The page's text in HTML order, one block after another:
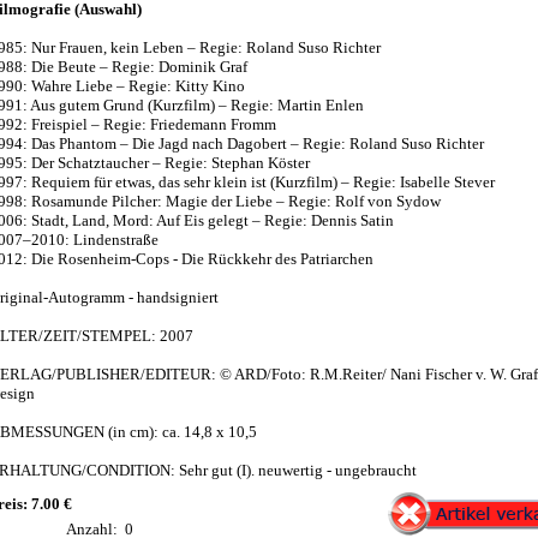
(Auswahl)
Nur Frauen, kein Leben – Regie: Roland Suso Richter
Die Beute – Regie: Dominik Graf
Wahre Liebe – Regie: Kitty Kino
Aus gutem Grund (Kurzfilm) – Regie: Martin Enlen
Freispiel – Regie: Friedemann Fromm
Das Phantom – Die Jagd nach Dagobert – Regie: Roland Suso Richter
Der Schatztaucher – Regie: Stephan Köster
Requiem für etwas, das sehr klein ist (Kurzfilm) – Regie: Isabelle Stever
Rosamunde Pilcher: Magie der Liebe – Regie: Rolf von Sydow
Stadt, Land, Mord: Auf Eis gelegt – Regie: Dennis Satin
Lindenstraße
Die Rosenheim-Cops - Die Rückkehr des Patriarchen
Autogramm - handsigniert
ZEIT/STEMPEL: 2007
PUBLISHER/EDITEUR: © ARD/Foto: R.M.Reiter/ Nani Fischer v. W.
(in cm): ca. 14,8 x 10,5
CONDITION: Sehr gut (I). neuwertig - ungebraucht
7.00 €
Anzahl: 0